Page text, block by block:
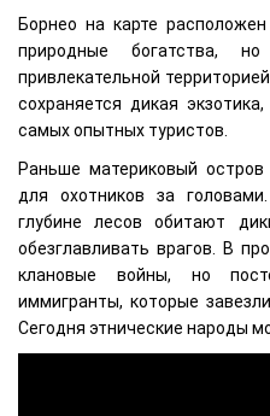
Борнео на карте
природные
привлекательной
сохраняется дикая
самых опытных туристов.
Раньше материковый
для охотников за
глубине лесов обитают
обезглавливать врагов. В
клановые войны, но
иммигранты, которые
Сегодня этнические народы